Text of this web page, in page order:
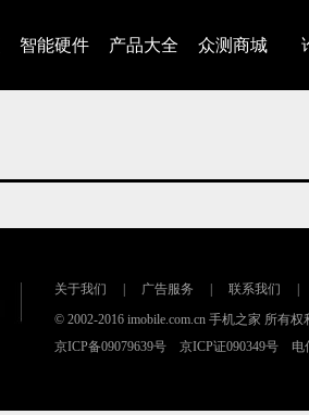
智能硬件 产品大全 众测商城
关于我们 广告服务 联系我们
© 2002-2016 imobile.com.cn 手机之家 所有权
京ICP备09079639号 京ICP证090349号 电